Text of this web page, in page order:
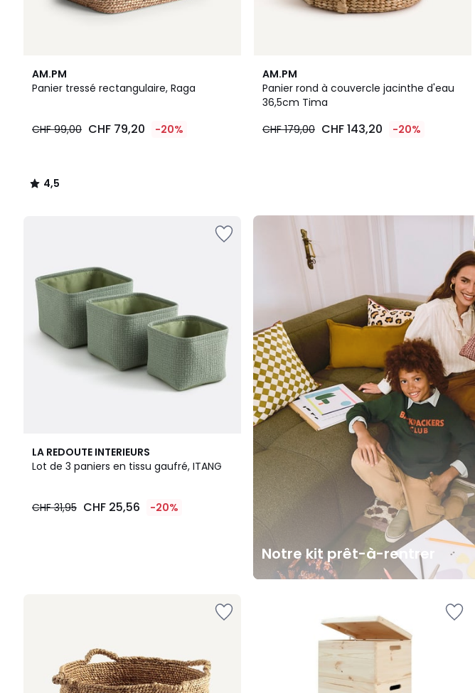
AM.PM
Panier tressé rectangulaire, Raga
79,20
CHF
CHF 99,00 CHF 79,20 -20%
4,5
/ 5
4,5
/
AM.PM
Panier rond à couvercle jacinthe d'eau
36,5cm Tima
CHF 179,00 CHF 143,20 -20%
LA REDOUTE INTERIEURS
Lot de 3 paniers en tissu gaufré, ITANG
CHF 31,95 CHF 25,56 -20%
Notre kit prêt-à-rentrer
Notre